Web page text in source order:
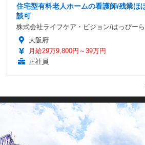
住宅型有料老人ホームの看護師/残業ほ
談可
株式会社ライフケア・ビジョン/はっぴー
大阪府
月給29万9,800円～39万円
正社員